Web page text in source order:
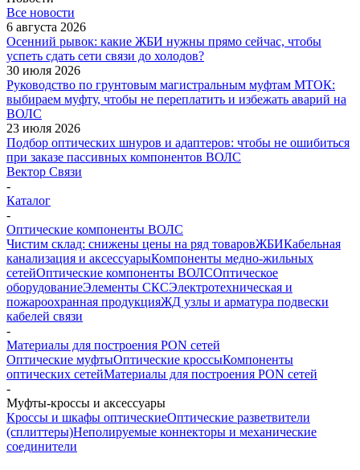
Все новости
6 августа 2026
Осенний рывок: какие ЖБИ нужны прямо сейчас, чтобы
успеть сдать сети связи до холодов?
30 июля 2026
Руководство по грунтовым магистральным муфтам МТОК:
выбираем муфту, чтобы не переплатить и избежать аварий на
ВОЛС
23 июля 2026
Подбор оптических шнуров и адаптеров: чтобы не ошибиться
при заказе пассивных компонентов ВОЛС
Вектор Связи
-
Каталог
-
Оптические компоненты ВОЛС
Чистим склад: снижены цены на ряд товаровЖБИКабельная
канализация и аксессуарыКомпоненты медно-жильных
сетейОптические компоненты ВОЛСОптическое
оборудованиеЭлементы СКСЭлектротехническая и
пожароохранная продукцияЖД узлы и арматура подвески
кабелей связи
-
Материалы для построения PON сетей
Оптические муфтыОптические кроссыКомпоненты
оптических сетейМатериалы для построения PON сетей
-
Муфты-кроссы и аксессуары
Кроссы и шкафы оптическиеОптические разветвители
(сплиттеры)Неполируемые коннекторы и механические
соединители